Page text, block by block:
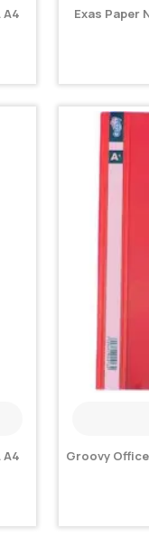
A4
Exas Paper
A4
Groovy